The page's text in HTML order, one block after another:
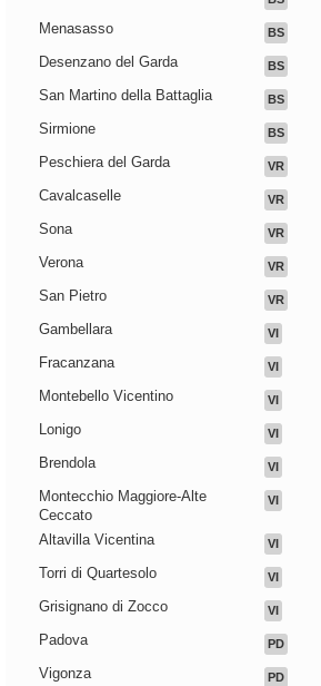
Menasasso BS
Desenzano del Garda BS
San Martino della Battaglia BS
Sirmione BS
Peschiera del Garda VR
Cavalcaselle VR
Sona VR
Verona VR
San Pietro VR
Gambellara VI
Fracanzana VI
Montebello Vicentino VI
Lonigo VI
Brendola VI
Montecchio Maggiore-Alte
Ceccato
VI
Altavilla Vicentina VI
Torri di Quartesolo VI
Grisignano di Zocco VI
Padova PD
Vigonza PD